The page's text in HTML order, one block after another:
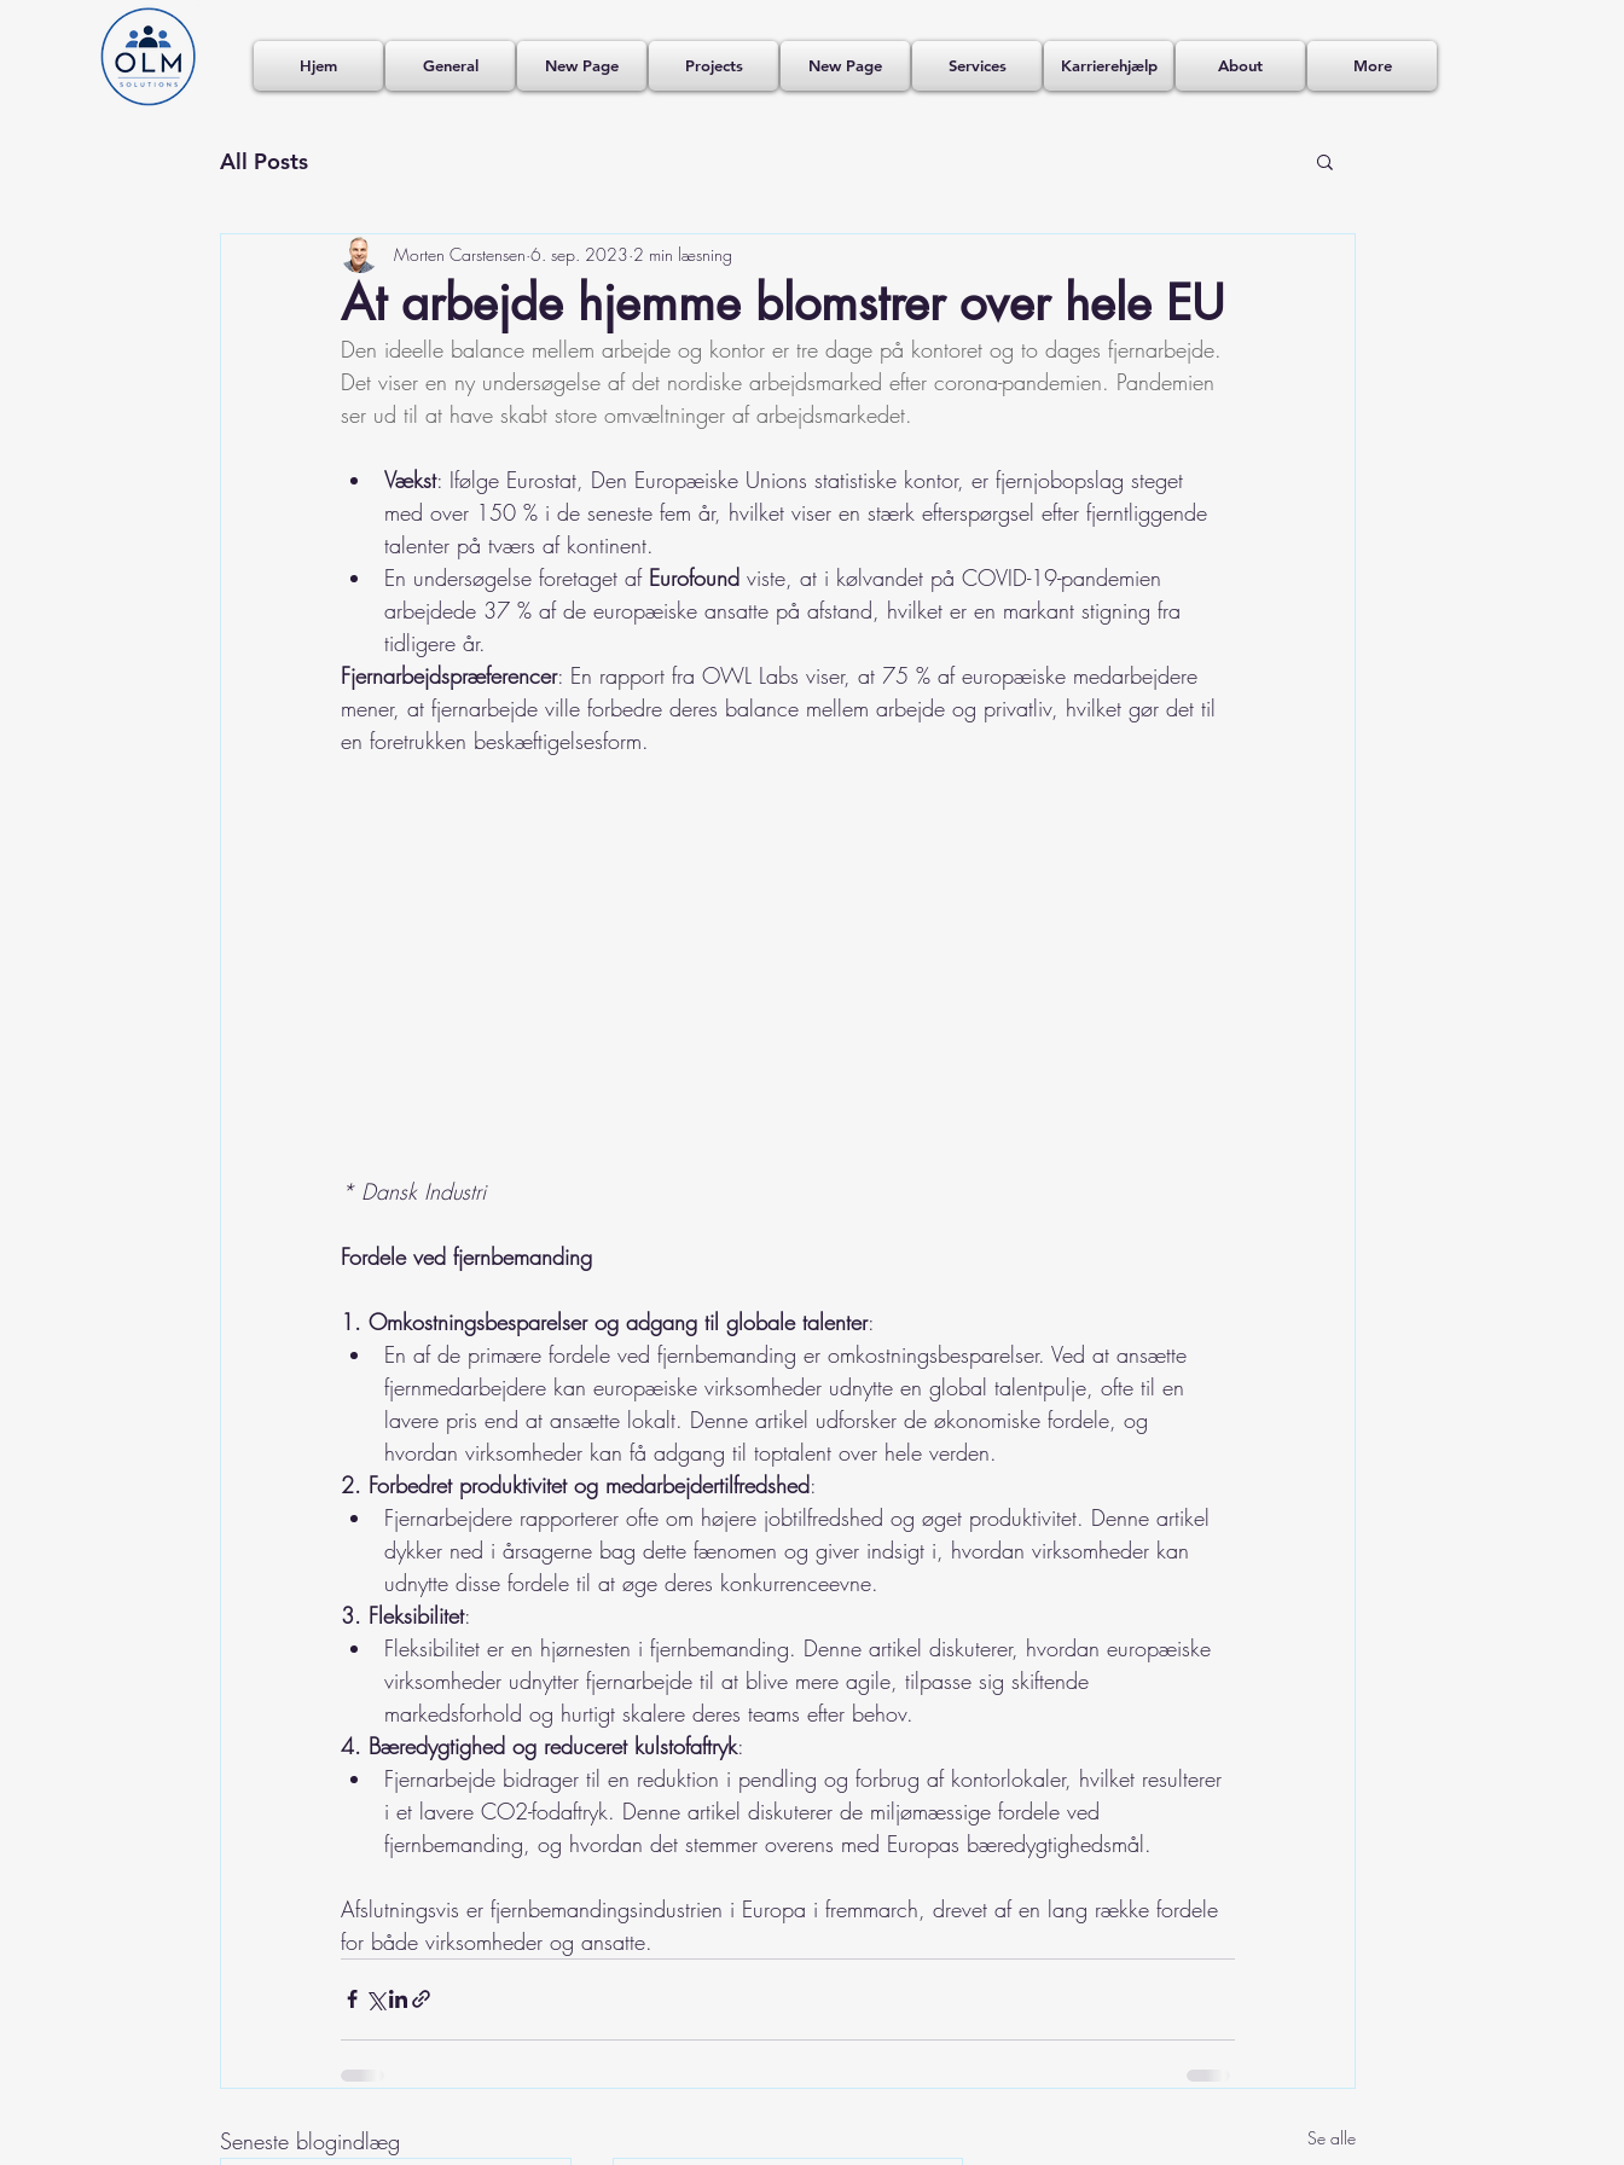
Hjem General New Page Projects New Page Services Karrierehjælp About More
All Posts
At arbejde hjemme blomstrer over hele EU
Morten Carstensen 6. sep. 2023 2 min læsning
Den ideelle balance mellem arbejde og kontor er tre dage på kontoret og to dages fjernarbejde.
Det viser en ny undersøgelse af det nordiske arbejdsmarked efter corona-pandemien. Pandemien
ser ud til at have skabt store omvæltninger af arbejdsmarkedet.
Vækst: Ifølge Eurostat, Den Europæiske Unions statistiske kontor, er fjernjobopslag steget
med over 150 % i de seneste fem år, hvilket viser en stærk efterspørgsel efter fjerntliggende
talenter på tværs af kontinent.
En undersøgelse foretaget af Eurofound viste, at i kølvandet på COVID-19-pandemien
arbejdede 37 % af de europæiske ansatte på afstand, hvilket er en markant stigning fra
tidligere år.
Fjernarbejdspræferencer: En rapport fra OWL Labs viser, at 75 % af europæiske medarbejdere
mener, at fjernarbejde ville forbedre deres balance mellem arbejde og privatliv, hvilket gør det til
en foretrukken beskæftigelsesform.
* Dansk Industri
Fordele ved fjernbemanding
1. Omkostningsbesparelser og adgang til globale talenter:
En af de primære fordele ved fjernbemanding er omkostningsbesparelser. Ved at ansætte
fjernmedarbejdere kan europæiske virksomheder udnytte en global talentpulje, ofte til en
lavere pris end at ansætte lokalt. Denne artikel udforsker de økonomiske fordele, og
hvordan virksomheder kan få adgang til toptalent over hele verden.
2. Forbedret produktivitet og medarbejdertilfredshed:
Fjernarbejdere rapporterer ofte om højere jobtilfredshed og øget produktivitet. Denne artikel
dykker ned i årsagerne bag dette fænomen og giver indsigt i, hvordan virksomheder kan
udnytte disse fordele til at øge deres konkurrenceevne.
3. Fleksibilitet:
Fleksibilitet er en hjørnesten i fjernbemanding. Denne artikel diskuterer, hvordan europæiske
virksomheder udnytter fjernarbejde til at blive mere agile, tilpasse sig skiftende
markedsforhold og hurtigt skalere deres teams efter behov.
4. Bæredygtighed og reduceret kulstofaftryk:
Fjernarbejde bidrager til en reduktion i pendling og forbrug af kontorlokaler, hvilket resulterer
i et lavere CO2-fodaftryk. Denne artikel diskuterer de miljømæssige fordele ved
fjernbemanding, og hvordan det stemmer overens med Europas bæredygtighedsmål.
Afslutningsvis er fjernbemandingsindustrien i Europa i fremmarch, drevet af en lang række fordele
for både virksomheder og ansatte.
Seneste blogindlæg Se alle